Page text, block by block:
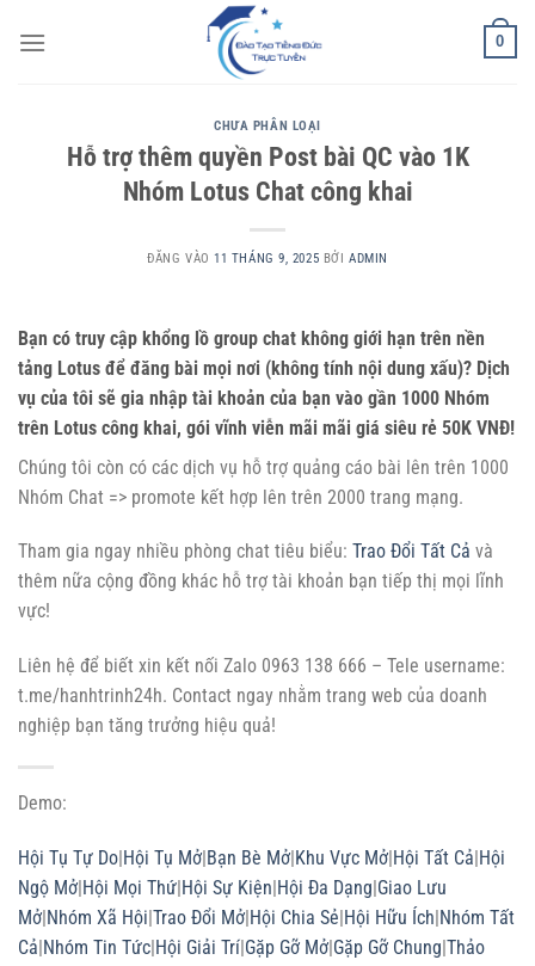
qua
0
CHƯA PHÂN LOẠI
Hỗ trợ thêm quyền Post bài QC vào 1K
Nhóm Lotus Chat công khai
ĐĂNG VÀO11 THÁNG 9, 2025 BỞI ADMIN
Bạn có truy cập khổng lồ group chat không giới hạn trên nền
tảng Lotus để đăng bài mọi nơi (không tính nội dung xấu)? Dịch
vụ của tôi sẽ gia nhập tài khoản của bạn vào gần 1000 Nhóm
trên Lotus công khai, gói vĩnh viễn mãi mãi giá siêu rẻ 50K VNĐ!
Chúng tôi còn có các dịch vụ hỗ trợ quảng cáo bài lên trên 1000
Nhóm Chat => promote kết hợp lên trên 2000 trang mạng.
Tham gia ngay nhiều phòng chat tiêu biểu: Trao Đổi Tất Cả và
thêm nữa cộng đồng khác hỗ trợ tài khoản bạn tiếp thị mọi lĩnh
vực!
Liên hệ để biết xin kết nối Zalo 0963 138 666 – Tele username:
t.me/hanhtrinh24h. Contact ngay nhằm trang web của doanh
nghiệp bạn tăng trưởng hiệu quả!
Demo:
Hội Tụ Tự Do|Hội Tụ Mở|Bạn Bè Mở|Khu Vực Mở|Hội Tất Cả|Hội
Ngộ Mở|Hội Mọi Thứ|Hội Sự Kiện|Hội Đa Dạng|Giao Lưu
Mở|Nhóm Xã Hội|Trao Đổi Mở|Hội Chia Sẻ|Hội Hữu Ích|Nhóm Tất
Cả|Nhóm Tin Tức|Hội Giải Trí|Gặp Gỡ Mở|Gặp Gỡ Chung|Thảo